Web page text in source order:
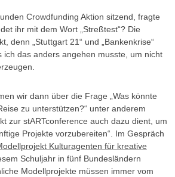
Crowdfunding Aktion sitzend, fragte
ihr mit dem Wort „Streßtest“? Die
denn „Stuttgart 21“ und „Bankenkrise“
ich das anders angehen musste, um nicht
wir dann über die Frage „Was könnte
zu unterstützen?“ unter anderem
zur stARTconference auch dazu dient, um
Projekte vorzubereiten“. Im Gespräch
Kulturagenten für kreative
Schuljahr in fünf Bundesländern
Modellprojekte müssen immer vom